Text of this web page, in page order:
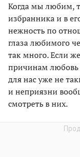
Когда мы любим,
избранника и в
нежность по
глаза любимого
так много. Если
причинам любовь
для нас уже не
и неприязни
смотреть в них.